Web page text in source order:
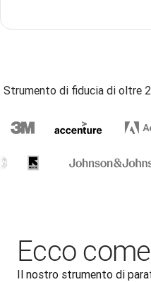
Strumento di fiducia di oltre
Ecco
Il nostro strumento di